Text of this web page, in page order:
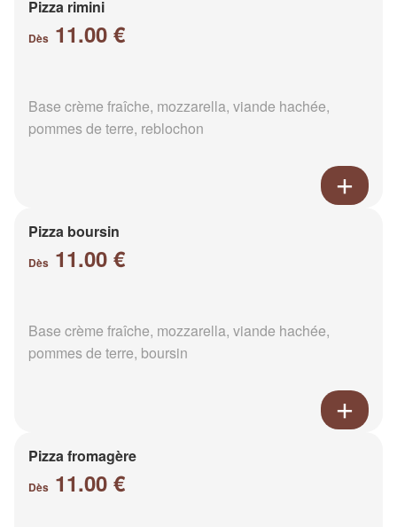
Pizza rimini
Dès 11.00 €
Base crème fraîche, mozzarella, viande hachée,
pommes de terre, reblochon
Pizza boursin
Dès 11.00 €
Base crème fraîche, mozzarella, viande hachée,
pommes de terre, boursin
Pizza fromagère
Dès 11.00 €